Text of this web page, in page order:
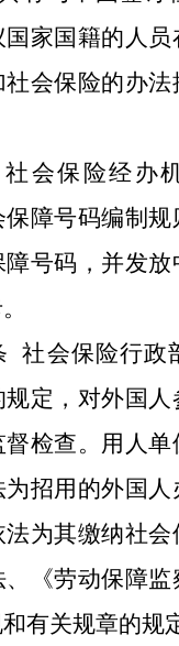
家国籍的人
会保险的办法
社会保险经办
保障号码编制
障号码，并发放
社会保险行政
定，对外国人
检查。用人单
招用的外国人
为其缴纳社会
、《劳动保障
有关规章的规